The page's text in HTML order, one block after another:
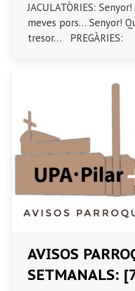
JACULATÒRIES:
meves pors… Senyor!
tresor… PREGÀRIES:
AVISOS
SETMANALS: